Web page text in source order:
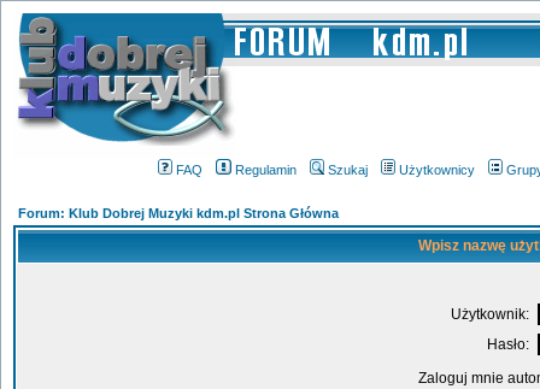
FAQ Regulamin Szukaj Użytkownicy
Forum: Klub Dobrej Muzyki kdm.pl Strona Główna
Wpisz nazwę
Użytkownik:
Hasło:
Zaloguj mnie